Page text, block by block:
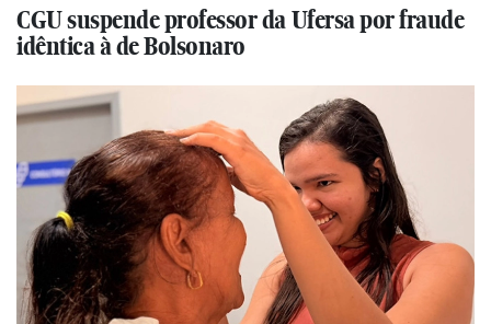
CGU suspende professor da Ufersa por fraude
idêntica à de Bolsonaro